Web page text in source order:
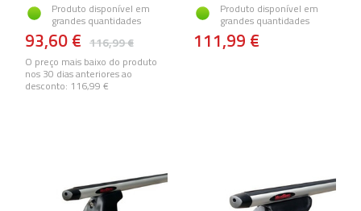
Produto disponível em
grandes quantidades
116,99 €
93,60 €
O preço mais baixo do produto
nos 30 dias anteriores ao
desconto: 116,99 €
Produto disponível em
grandes quantidades
111,99 €